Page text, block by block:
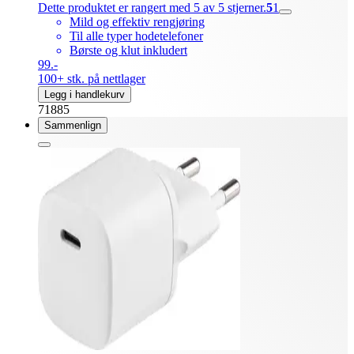
Dette produktet er rangert med 5 av 5 stjerner.51
Mild og effektiv rengjøring
Til alle typer hodetelefoner
Børste og klut inkludert
99.-
100+ stk. på nettlager
Legg i handlekurv
71885
Sammenlign